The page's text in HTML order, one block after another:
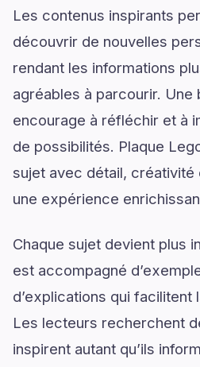
Les contenus inspirants
découvrir de nouvelles
rendant les informations
agréables à parcourir. Une
encourage à réfléchir et à
de possibilités. Plaque
sujet avec détail, créativité
une expérience
Chaque sujet devient plus
est accompagné
d’explications qui facilitent
Les lecteurs recherchent
inspirent autant qu’ils